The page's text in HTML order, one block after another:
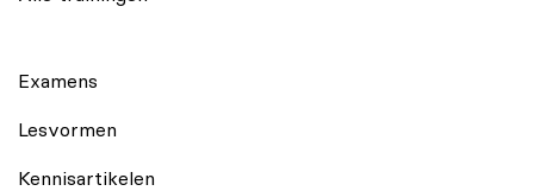
Examens
Lesvormen
Kennisartikelen